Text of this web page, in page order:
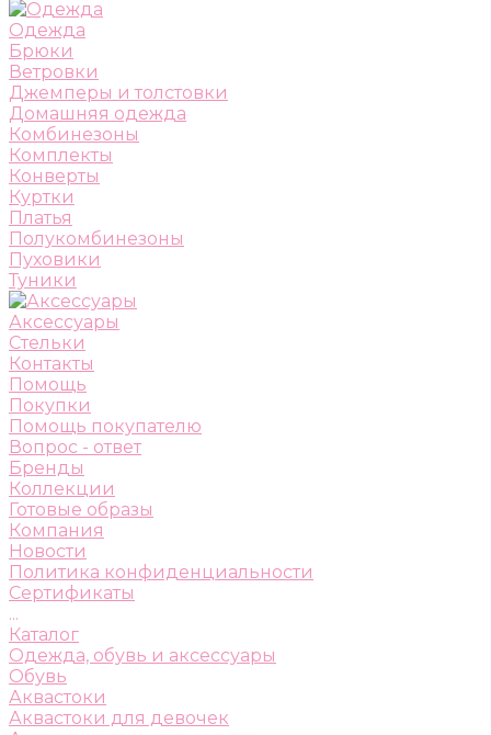
Одежда
Брюки
Ветровки
Джемперы и толстовки
Домашняя одежда
Комбинезоны
Комплекты
Конверты
Куртки
Платья
Полукомбинезоны
Пуховики
Туники
Аксессуары
Стельки
Контакты
Помощь
Покупки
Помощь покупателю
Вопрос - ответ
Бренды
Коллекции
Готовые образы
Компания
Новости
Политика конфиденциальности
Сертификаты
...
Каталог
Одежда, обувь и аксессуары
Обувь
Аквастоки
Аквастоки для девочек